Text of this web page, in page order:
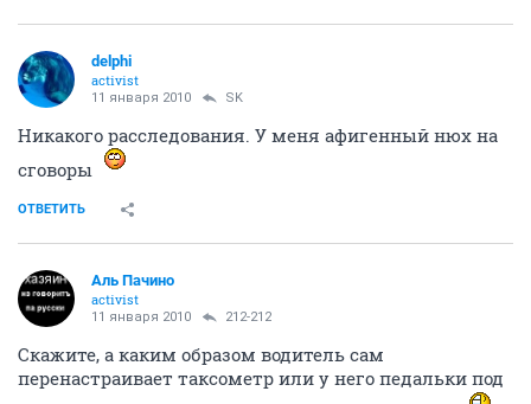
delphi
activist
11 января 2010 SK
Никакого расследования. У меня афигенный нюх на
сговоры
ОТВЕТИТЬ
Аль Пачино
activist
11 января 2010 212-212
Cкажите, а каким образом водитель сам
перенастраивает таксометр или у него педальки под